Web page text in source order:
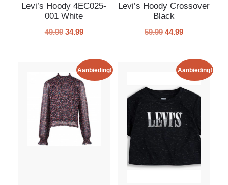
Levi’s Hoody 4EC025-
001 White
49.99 34.99
Levi’s Hoody Crossover
Black
59.99 44.99
Aanbieding! Aanbieding!